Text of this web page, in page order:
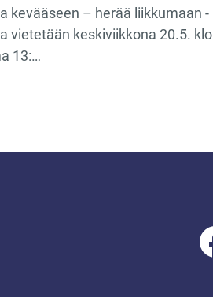
kevääseen – herää liikkumaan -
vietetään keskiviikkona 20.5. klo
13:…